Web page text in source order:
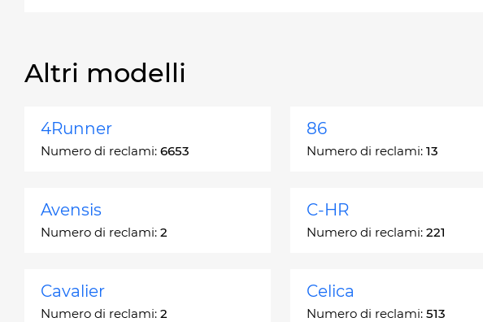
Altri modelli
4Runner
Numero di reclami: 6653
86
Numero di reclami: 13
Avensis
Numero di reclami: 2
C-HR
Numero di reclami: 221
Cavalier
Numero di reclami: 2
Celica
Numero di reclami: 513